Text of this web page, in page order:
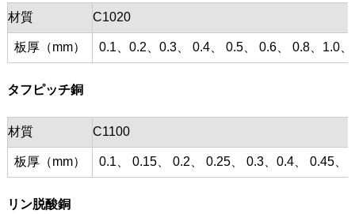
材質 C1020
板厚（mm） 0.1、0.2、0.3、 0.4、 0.5、 0.6、 0.8、1.0
タフピッチ銅
材質 C1100
板厚（mm） 0.1、 0.15、 0.2、 0.25、 0.3、0.4、 0.45、
リン脱酸銅